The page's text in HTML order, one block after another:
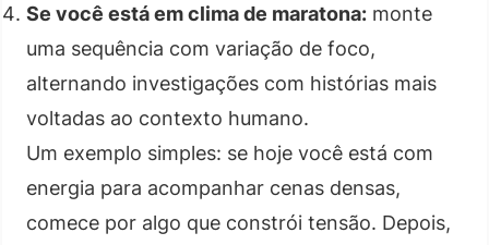
Se você está em clima de maratona: monte
uma sequência com variação de foco,
alternando investigações com histórias mais
voltadas ao contexto humano.
Um exemplo simples: se hoje você está com
energia para acompanhar cenas densas,
comece por algo que constrói tensão. Depois,